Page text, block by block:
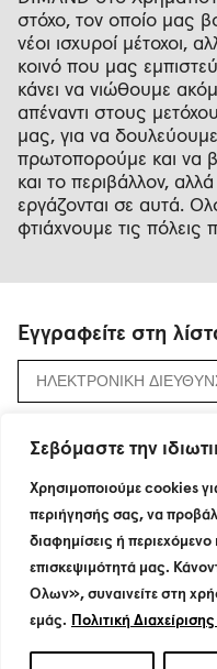
Σεβόμαστε την
Χρησιμοποιούμε cookies
περιήγησής σας, να
διαφημίσεις ή
επισκεψιμότητά μας.
Όλων», συναινείτε στη
εμάς. Πολιτική
στόχο, τον οποίο μας
νέοι ισχυροί μέτοχοι,
κοινό που μας
κάνει να νιώθουμε
απέναντι στους
μας, για να δουλεύουμε
πρωτοπορούμε και να
και το περιβάλλον,
εργάζονται σε αυτά.
φτιάχνουμε τις
Εγγραφείτε στη
115 Neratziotissis Str.
GR 151 24 Maroussi
T : +30 210 8774200
F : +30 210 6801160
info@dimand.gr